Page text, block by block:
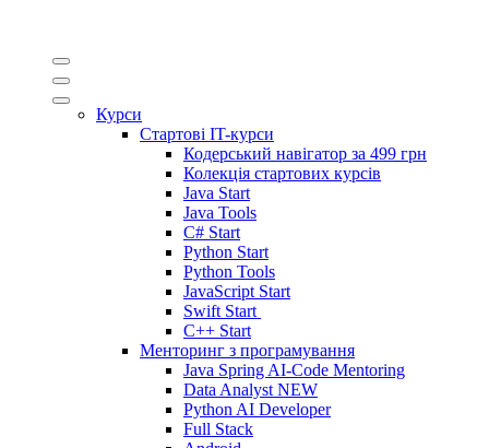
Курси
Стартові IT-курси
Кодерський навігатор за 499 грн
Колекція стартових курсів
Java Start
Java Tools
C# Start
Python Start
Python Tools
JavaScript Start
Swift Start
C++ Start
Менторинг з програмування
Java Spring AI-Code Mentoring
Data Analyst NEW
Python AI Developer
Full Stack